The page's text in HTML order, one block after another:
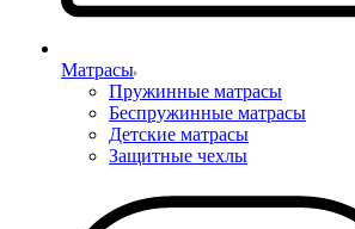
Матрасы
Пружинные матрасы
Беспружинные матрасы
Детские матрасы
Защитные чехлы